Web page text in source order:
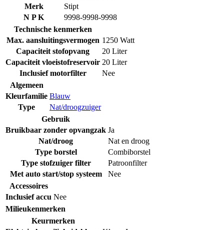
Merk
Stipt
N P K
9998-9998-9998
Technische kenmerken
Max. aansluitingsvermogen 1250 Watt
Capaciteit stofopvang
20 Liter
Capaciteit vloeistofreservoir 20 Liter
Inclusief motorfilter
Nee
Algemeen
Kleurfamilie Blauw
Type
Nat/droogzuiger
Gebruik
Bruikbaar zonder opvangzak Ja
Nat/droog
Nat en droog
Type borstel
Combiborstel
Type stofzuiger filter
Patroonfilter
Met auto start/stop systeem
Nee
Accessoires
Inclusief accu Nee
Milieukenmerken
Keurmerken